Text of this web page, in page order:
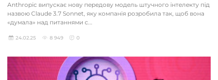
Anthropic випускає нову передову модель штучного інтелекту під
назвою Claude 3.7 Sonnet, яку компанія розробила так, щоб вона
«думала» над питаннями с...
24.02.25 8 949 0